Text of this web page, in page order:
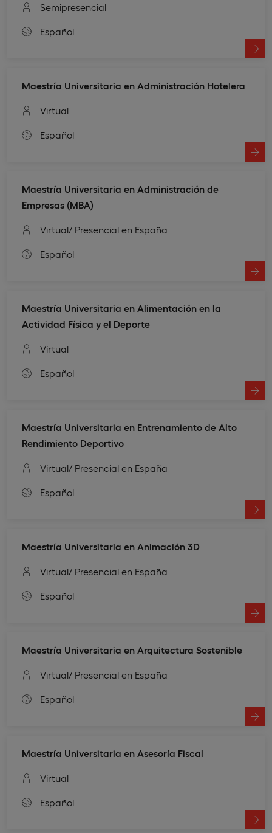
Semipresencial
Español
Maestría Universitaria en Administración Hotelera
Virtual
Español
Maestría Universitaria en Administración de
Empresas (MBA)
Virtual/ Presencial en España
Español
Maestría Universitaria en Alimentación en la
Actividad Física y el Deporte
Virtual
Español
Maestría Universitaria en Entrenamiento de Alto
Rendimiento Deportivo
Virtual/ Presencial en España
Español
Maestría Universitaria en Animación 3D
Virtual/ Presencial en España
Español
Maestría Universitaria en Arquitectura Sostenible
Virtual/ Presencial en España
Español
Maestría Universitaria en Asesoría Fiscal
Virtual
Español